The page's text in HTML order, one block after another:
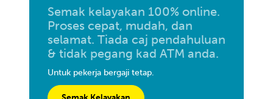
Semak kelayakan 100% online.
Proses cepat, mudah, dan
selamat. Tiada caj pendahuluan
& tidak pegang kad ATM anda.
Untuk pekerja bergaji tetap.